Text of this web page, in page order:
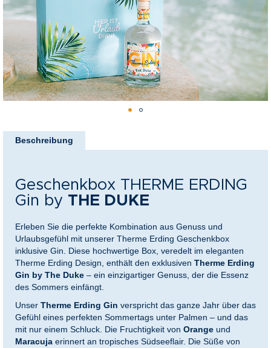
springen
Anfang
Beschreibung
Geschenkbox THERME ERDING
Gin by THE DUKE
Erleben Sie die perfekte Kombination aus Genuss und
Urlaubsgefühl mit unserer Therme Erding Geschenkbox
inklusive Gin. Diese hochwertige Box, veredelt im eleganten
Therme Erding Design, enthält den exklusiven Therme Erding
Gin by The Duke – ein einzigartiger Genuss, der die Essenz
des Sommers einfängt.
Unser Therme Erding Gin verspricht das ganze Jahr über das
Gefühl eines perfekten Sommertags unter Palmen – und das
mit nur einem Schluck. Die Fruchtigkeit von Orange und
Maracuja erinnert an tropisches Südseeflair. Die Süße von
für Paare
für Familien